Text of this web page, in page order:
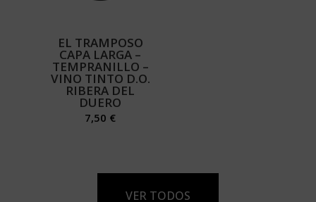
EL TRAMPOSO
CAPA LARGA –
TEMPRANILLO –
VINO TINTO D.O.
RIBERA DEL
DUERO
7,50 €
VER TODOS